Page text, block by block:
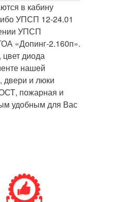
в кабину
УПСП 12-24.01
УПСП
«Допинг-2.160п».
диода
нашей
двери и люки
пожарная и
удобным для Вас